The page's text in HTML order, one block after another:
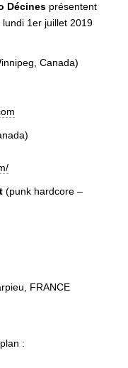
Décines présentent
lundi 1er juillet 2019
Canada)
(punk hardcore –
FRANCE
: